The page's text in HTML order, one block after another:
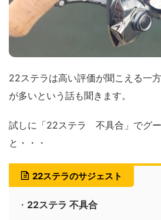
22ステラは高い評価が聞こえる一
が多いという話も聞きます。
試しに「22ステラ 不具合」でグ
と・・・
22ステラのサジェスト
・ 22ステラ 不具合